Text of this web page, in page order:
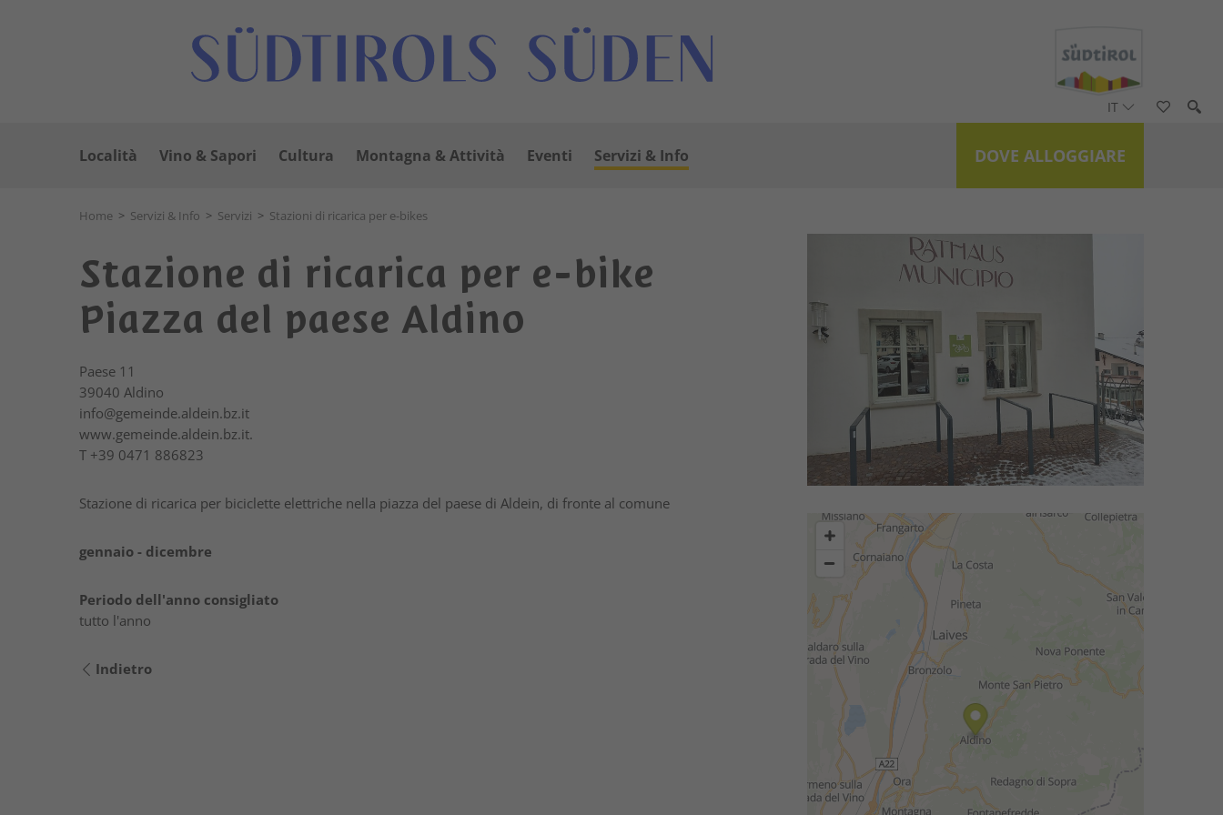
IT
DOVE ALLOGGIARE
Località Vino & Sapori Cultura Montagna & Attività Eventi Servizi & Info
Home > Servizi & Info > Servizi > Stazioni di ricarica per e-bikes
Stazione di ricarica per e-bike
Piazza del paese Aldino
Paese 11
39040 Aldino
info@gemeinde.aldein.bz.it
www.gemeinde.aldein.bz.it.
T +39 0471 886823
Stazione di ricarica per biciclette elettriche nella piazza del paese di Aldein, di fronte al comune
gennaio - dicembre
Periodo dell'anno consigliato
tutto l'anno
Indietro